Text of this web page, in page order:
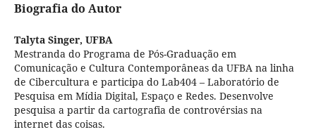
Biografia do Autor
Talyta Singer, UFBA
Mestranda do Programa de Pós-Graduação em
Comunicação e Cultura Contemporâneas da UFBA na linha
de Cibercultura e participa do Lab404 – Laboratório de
Pesquisa em Mídia Digital, Espaço e Redes. Desenvolve
pesquisa a partir da cartografia de controvérsias na
internet das coisas.